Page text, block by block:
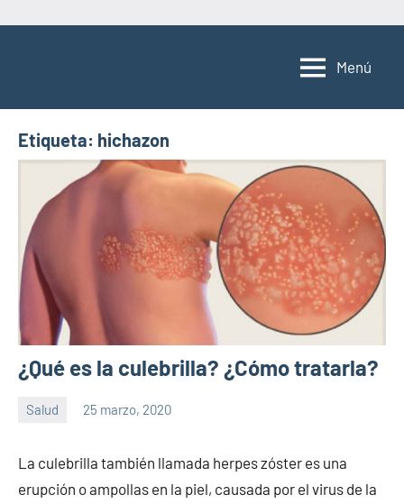
Menú
Etiqueta: hichazon
¿Qué es la culebrilla? ¿Cómo tratarla?
Salud 25 marzo, 2020
la
salud
comentarios
La culebrilla también llamada herpes zóster es una
erupción o ampollas en la piel, causada por el virus de la